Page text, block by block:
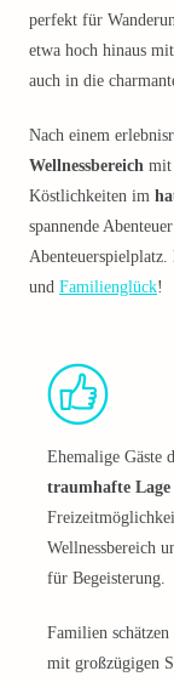
perfekt für
etwa hoch hinaus
auch in die
Nach einem
Wellnessbereich mit
Köstlichkeiten im
spannende
und Familienglück!
Ehemalige Gäste
traumhafte Lage
Wellnessbereich
für Begeisterung.
Familien schätzen
mit großzügigen